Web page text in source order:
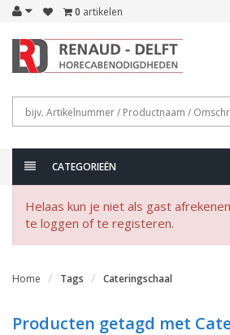
0 artikelen
CATEGORIEËN
Helaas kun je niet als gast
te loggen of te registeren.
Home Tags Cateringschaal
Producten getagd met